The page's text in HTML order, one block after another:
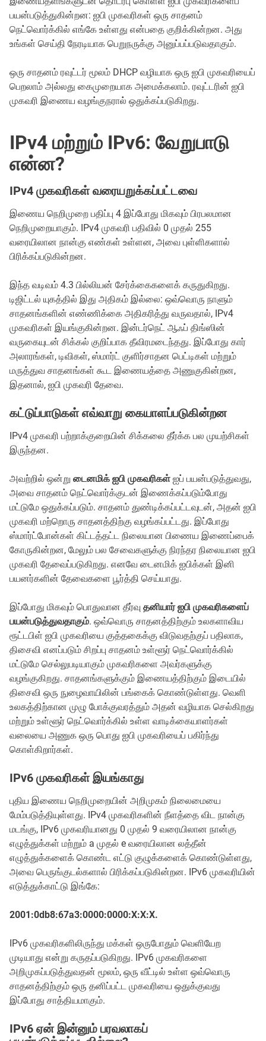
பயன்படுத்துகின்றன: ஐபி முகவரிகள் ஒரு சாதனம்
நெட்வொர்க்கில் எங்கே உள்ளது என்பதை குறிக்கின்றன. அது
உங்கள் செய்தி நேரடியாக பெறுநருக்கு அனுப்பப்படுவதாகும்.
ஒரு சாதனம் ரவுட்டர் மூலம் DHCP வழியாக ஒரு ஐபி முகவரியைப்
பெறலாம் அல்லது கைமுறையாக அமைக்கலாம். ரவுட்டரின் ஐபி
முகவரி இணைய வழங்குநரால் ஒதுக்கப்படுகிறது.
IPv4 மற்றும் IPv6: வேறுபாடு
என்ன?
IPv4 முகவரிகள் வரையறுக்கப்பட்டவை
இணைய நெறிமுறை பதிப்பு 4 இப்போது மிகவும் பிரபலமான
நெறிமுறையாகும். IPv4 முகவரி பதிவில் 0 முதல் 255
வரையிலான நான்கு எண்கள் உள்ளன, அவை புள்ளிகளால்
பிரிக்கப்படுகின்றன.
இந்த வடிவம் 4.3 பில்லியன் சேர்க்கைகளைக் கருதுகிறது.
டிஜிட்டல் யுகத்தில் இது அதிகம் இல்லை: ஒவ்வொரு நாளும்
சாதனங்களின் எண்ணிக்கை அதிகரித்து வருவதால், IPv4
முகவரிகள் இயங்குகின்றன. இன்டர்நெட் ஆஃப் திங்ஸின்
வருகையுடன் சிக்கல் குறிப்பாக தீவிரமடைந்தது. இப்போது கார்
அலாரங்கள், டிவிகள், ஸ்மார்ட் குளிர்சாதன பெட்டிகள் மற்றும்
மருத்துவ சாதனங்கள் கூட இணையத்தை அணுகுகின்றன,
இதனால், ஐபி முகவரி தேவை.
கட்டுப்பாடுகள் எவ்வாறு கையாளப்படுகின்றன
IPv4 முகவரி பற்றாக்குறையின் சிக்கலை தீர்க்க பல முயற்சிகள்
இருந்தன.
அவற்றில் ஒன்று டைனமிக் ஐபி முகவரிகள் ஐப் பயன்படுத்துவது,
அவை சாதனம் நெட்வொர்க்குடன் இணைக்கப்படும்போது
மட்டுமே ஒதுக்கப்படும். சாதனம் துண்டிக்கப்பட்டவுடன், அதன் ஐபி
முகவரி மற்றொரு சாதனத்திற்கு வழங்கப்பட்டது. இப்போது
ஸ்மார்ட்போன்கள் கிட்டத்தட்ட நிலையான பிணைய இணைப்பைக்
கோருகின்றன, மேலும் பல சேவைகளுக்கு நிரந்தர நிலையான ஐபி
முகவரி தேவைப்படுகிறது. எனவே டைனமிக் ஐபிக்கள் இனி
பயனர்களின் தேவைகளை பூர்த்தி செய்யாது.
இப்போது மிகவும் பொதுவான தீர்வு தனியார் ஐபி முகவரிகளைப்
பயன்படுத்துவதாகும். ஒவ்வொரு சாதனத்திற்கும் உலகளாவிய
ரூட்டபிள் ஐபி முகவரியை குத்தகைக்கு விடுவதற்குப் பதிலாக,
திசைவி எனப்படும் சிறப்பு சாதனம் உள்ளூர் நெட்வொர்க்கில்
மட்டுமே செல்லுபடியாகும் முகவரிகளை அவர்களுக்கு
வழங்குகிறது. சாதனங்களுக்கும் இணையத்திற்கும் இடையில்
திசைவி ஒரு நுழைவாயிலின் பங்கைக் கொண்டுள்ளது. வெளி
உலகத்திற்கான முழு போக்குவரத்தும் அதன் வழியாக செல்கிறது
மற்றும் உள்ளூர் நெட்வொர்க்கில் உள்ள வாடிக்கையாளர்கள்
வலையை அணுக ஒரு பொது ஐபி முகவரியைப் பகிர்ந்து
கொள்கிறார்கள்.
IPv6 முகவரிகள் இயங்காது
புதிய இணைய நெறிமுறையின் அறிமுகம் நிலைமையை
மேம்படுத்தியுள்ளது. IPv4 முகவரிகளின் நீளத்தை விட நான்கு
மடங்கு, IPv6 முகவரியானது 0 முதல் 9 வரையிலான நான்கு
எழுத்துக்கள் மற்றும் a முதல் e வரையிலான லத்தீன்
எழுத்துக்களைக் கொண்ட எட்டு குழுக்களைக் கொண்டுள்ளது,
அவை பெருங்குடல்களால் பிரிக்கப்படுகின்றன. IPv6 முகவரியின்
எடுத்துக்காட்டு இங்கே:
2001:0db8:67a3:0000:0000:X:X:X.
IPv6 முகவரிகளிலிருந்து மக்கள் ஒருபோதும் வெளியேற
முடியாது என்று கருதப்படுகிறது. IPv6 முகவரிகளை
அறிமுகப்படுத்துவதன் மூலம், ஒரு வீட்டில் உள்ள ஒவ்வொரு
சாதனத்திற்கும் ஒரு தனிப்பட்ட முகவரியை ஒதுக்குவது
இப்போது சாத்தியமாகும்.
IPv6 ஏன் இன்னும் பரவலாகப்